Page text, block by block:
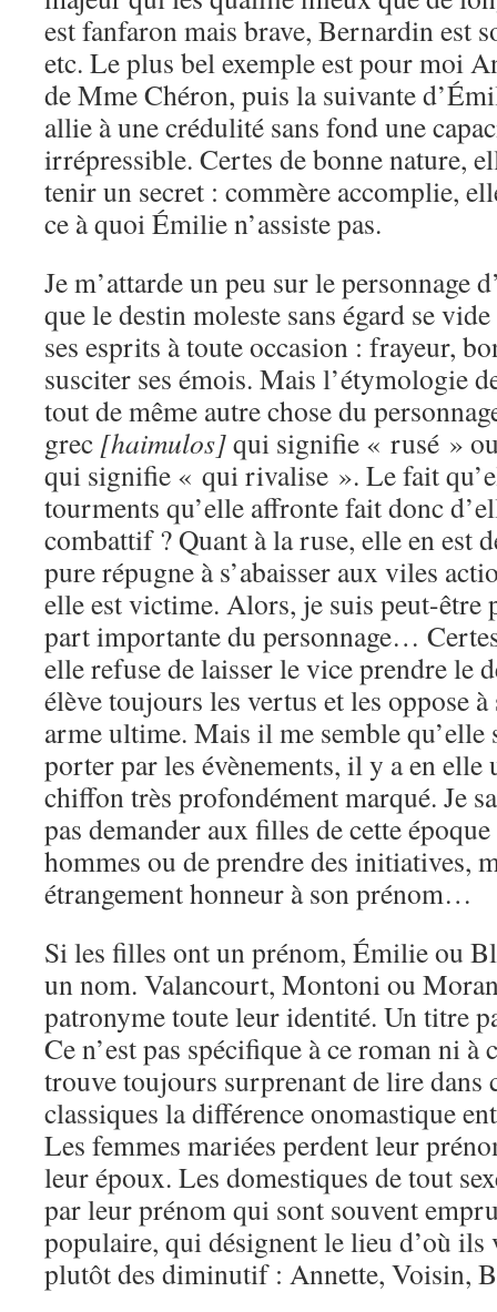
est fanfaron mais brave, Bernardin est
etc. Le plus bel exemple est pour moi
de Mme Chéron, puis la suivante
allie à une crédulité sans fond une
irrépressible. Certes de bonne nature,
tenir un secret : commère accomplie,
ce à quoi Émilie n’assiste pas.
Je m’attarde un peu sur le personnage
que le destin moleste sans égard se
ses esprits à toute occasion : frayeur,
susciter ses émois. Mais l’étymologie
tout de même autre chose du
grec [haimulos]qui signifie « rusé »
qui signifie « qui rivalise ». Le fait
tourments qu’elle affronte fait donc
combattif ? Quant à la ruse, elle en est
pure répugne à s’abaisser aux viles
elle est victime. Alors, je suis peut-être
part importante du personnage…
elle refuse de laisser le vice prendre le
élève toujours les vertus et les oppose
arme ultime. Mais il me semble qu’elle
porter par les évènements, il y a en elle
chiffon très profondément marqué. Je
pas demander aux filles de cette
hommes ou de prendre des initiatives,
étrangement honneur à son prénom…
Si les filles ont un prénom, Émilie ou
un nom. Valancourt, Montoni ou
patronyme toute leur identité. Un titre
Ce n’est pas spécifique à ce roman ni à
trouve toujours surprenant de lire dans
classiques la différence onomastique
Les femmes mariées perdent leur
leur époux. Les domestiques de tout
par leur prénom qui sont souvent
populaire, qui désignent le lieu d’où
plutôt des diminutif : Annette, Voisin,